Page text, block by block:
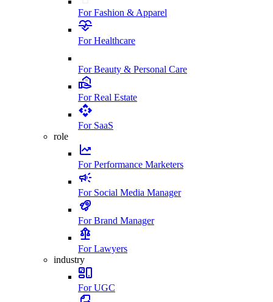
For Fashion & Apparel
For Healthcare
For Beauty & Personal Care
For Real Estate
For SaaS
role
For Performance Marketers
For Social Media Manager
For Brand Manager
For Lawyers
industry
For UGC